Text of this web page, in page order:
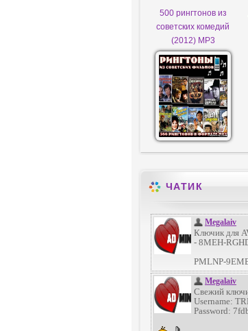
500 рингтонов из
советских комедий
(2012) MP3
ЧАТИК